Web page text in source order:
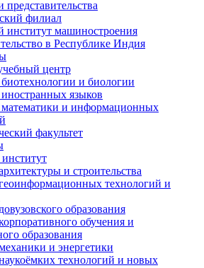
филиал
институт машиностроения
в Республике Индия
центр
и биологии
языков
математики и информационных
факультет
и строительства
технологий и
образования
обучения и
образования
и энергетики
технологий и новых